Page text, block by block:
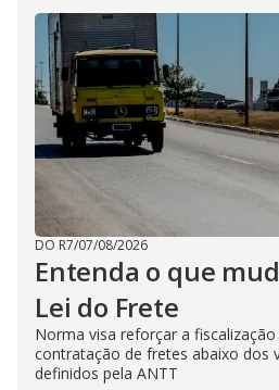
DO R7/07/08/2026
Entenda o que
Lei do Frete
Norma visa reforçar a
contratação de fretes abaixo dos
definidos pela ANTT